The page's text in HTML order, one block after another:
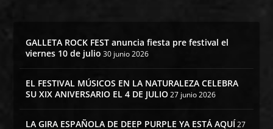
GALLETA ROCK FEST anuncia fiesta pre festival el
viernes 10 de julio 30 junio 2026
EL FESTIVAL MÚSICOS EN LA NATURALEZA CELEBRA
SU XIX ANIVERSARIO EL 4 DE JULIO 27 junio 2026
LA GIRA ESPAÑOLA DE DEEP PURPLE YA ESTÁ AQUÍ27